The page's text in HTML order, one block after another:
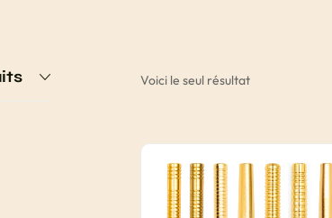
Voici le seul résultat